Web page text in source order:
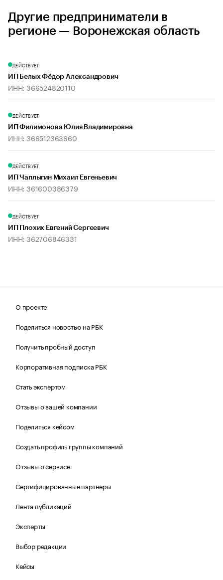
Другие предприниматели в
регионе — Воронежская область
ДЕЙСТВУЕТ
ИП Белых Фёдор Александрович
ИНН: 366524820110
ДЕЙСТВУЕТ
ИП Филимонова Юлия Владимировна
ИНН: 366512363660
ДЕЙСТВУЕТ
ИП Чаплыгин Михаил Евгеньевич
ИНН: 361600386379
ДЕЙСТВУЕТ
ИП Плохих Евгений Сергеевич
ИНН: 362706846331
О проекте
Поделиться новостью на РБК
Получить пробный доступ
Корпоративная подписка РБК
Стать экспертом
Отзывы о вашей компании
Поделиться кейсом
Создать профиль группы компаний
Отзывы о сервисе
Сертифицированные партнеры
Лента публикаций
Эксперты
Выбор редакции
Кейсы